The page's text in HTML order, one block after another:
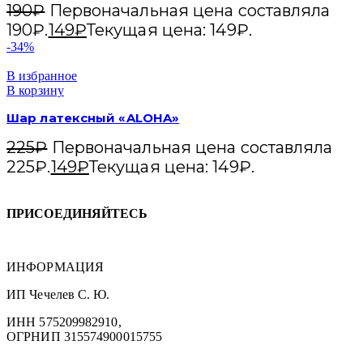
190₽ Первоначальная цена составляла
190₽.149₽Текущая цена: 149₽.
-34%
В избранное
В корзину
Шар латексный «ALOHA»
225₽ Первоначальная цена составляла
225₽.149₽Текущая цена: 149₽.
ПРИСОЕДИНЯЙТЕСЬ
ИНФОРМАЦИЯ
ИП Чечелев С. Ю.
ИНН 575209982910,
ОГРНИП 315574900015755